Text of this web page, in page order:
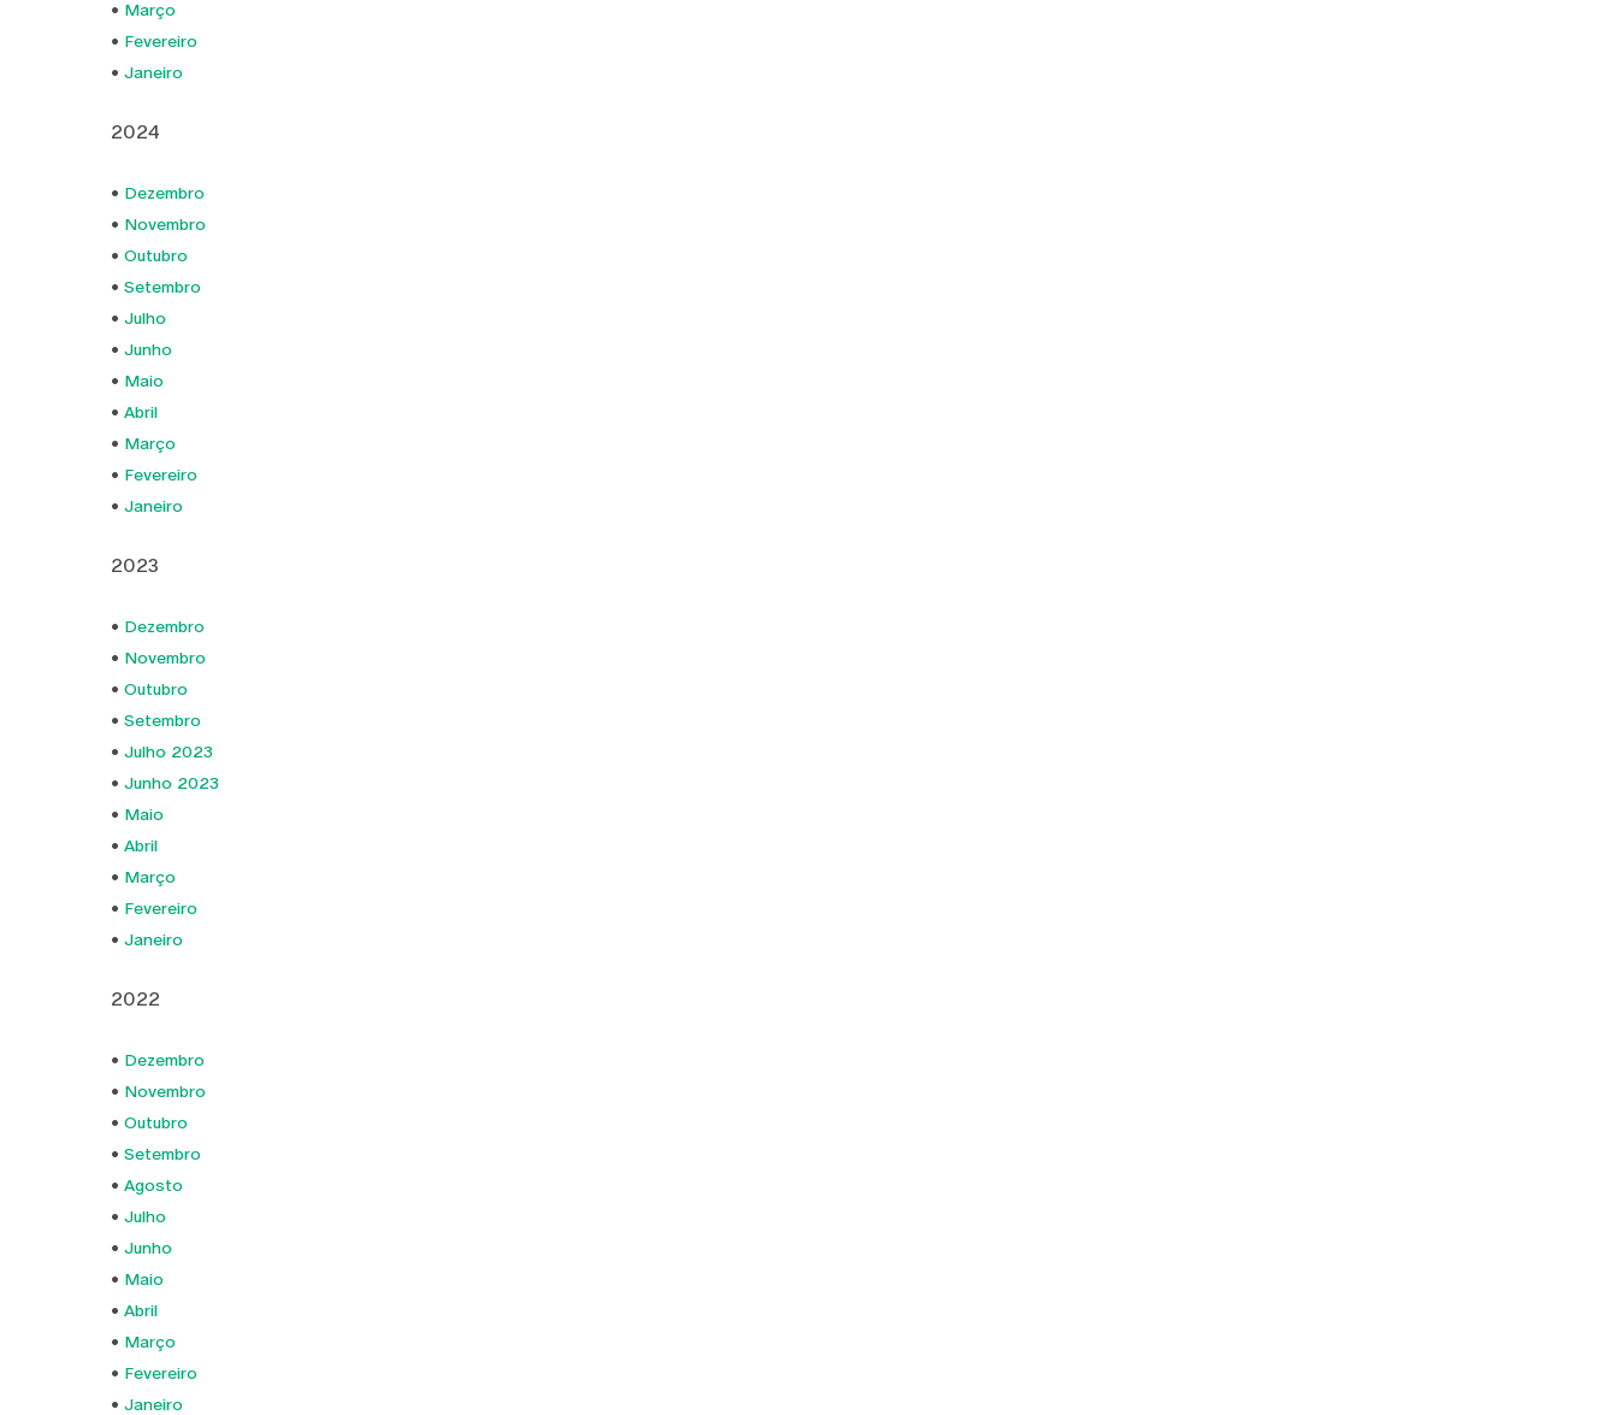
• Março
• Fevereiro
• Janeiro
2024
• Dezembro
• Novembro
• Outubro
• Setembro
• Julho
• Junho
• Maio
• Abril
• Março
• Fevereiro
• Janeiro
2023
• Dezembro
• Novembro
• Outubro
• Setembro
• Julho 2023
• Junho 2023
• Maio
• Abril
• Março
• Fevereiro
• Janeiro
2022
• Dezembro
• Novembro
• Outubro
• Setembro
• Agosto
• Julho
• Junho
• Maio
• Abril
• Março
• Fevereiro
• Janeiro